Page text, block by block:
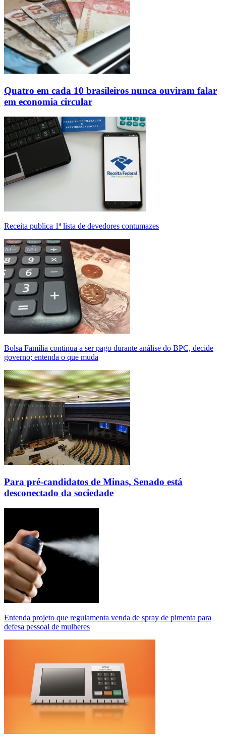
Quatro em cada 10 brasileiros nunca ouviram falar
em economia circular
Receita publica 1ª lista de devedores contumazes
Bolsa Família continua a ser pago durante análise do BPC, decide
governo; entenda o que muda
Para pré-candidatos de Minas, Senado está
desconectado da sociedade
Entenda projeto que regulamenta venda de spray de pimenta para
defesa pessoal de mulheres